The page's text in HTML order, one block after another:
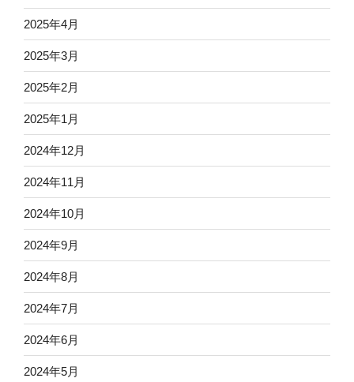
2025年4月
2025年3月
2025年2月
2025年1月
2024年12月
2024年11月
2024年10月
2024年9月
2024年8月
2024年7月
2024年6月
2024年5月